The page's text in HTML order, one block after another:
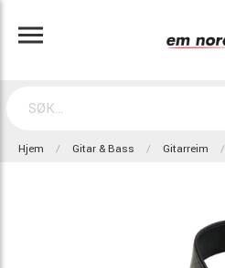
Hjem Gitar & Bass Gitarreim